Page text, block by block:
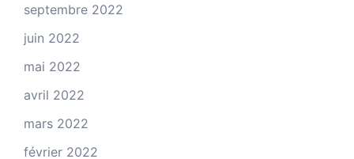
septembre 2022
juin 2022
mai 2022
avril 2022
mars 2022
février 2022